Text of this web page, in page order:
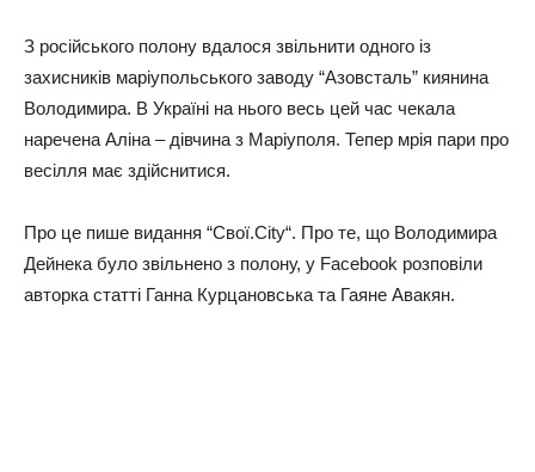
З російського полону вдалося звільнити одного із
захисників маріупольського заводу “Азовсталь” киянина
Володимира. В Україні на нього весь цей час чекала
наречена Аліна – дівчина з Маріуполя. Тепер мрія пари про
весілля має здійснитися.
Про це пише видання “Свої.City“. Про те, що Володимира
Дейнека було звільнено з полону, у Facebook розповіли
авторка статті Ганна Курцановська та Гаяне Авакян.